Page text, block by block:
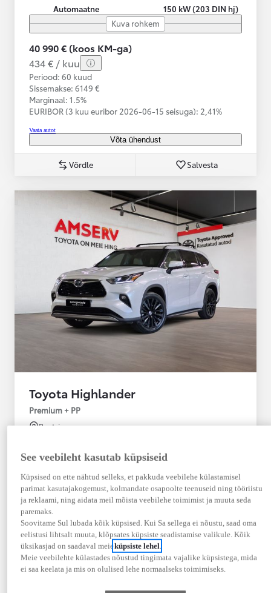
Automaatne
150 kW (203 DIN hj)
Kuva rohkem
40 990 € (koos KM-ga)
434 € / kuu
Periood: 60 kuud
Sissemakse: 6149 €
Marginaal: 1.5%
EURIBOR (3 kuu euribor 2026-06-15 seisuga): 2,41%
Vaata autot
Võta ühendust
Võrdle Salvesta
Toyota Highlander
Premium + PP
Peetri
Esmareg.
05-2024
Läbisõit
42 000 km
Käigukast
Automaatne
Võimsus
140 kW (190 DIN hj)
Kuva rohkem
55 990 € (koos KM-ga)
593 € / kuu
Periood: 60 kuud
See veebileht kasutab küpsiseid
Küpsised on ette nähtud selleks, et pakkuda veebilehe külastamisel
parimat kasutajakogemust, kolmandate osapoolte teenuseid ning tööriistu
ja reklaami, ning aidata meil mõista veebilehe toimimist ja muuta seda
paremaks.
Soovitame Sul lubada kõik küpsised. Kui Sa sellega ei nõustu, saad oma
eelistusi lihtsalt muuta, klõpsates küpsiste seadistamise valikule. Kõik
üksikasjad on saadaval meieküpsiste lehel.
Meie veebilehte külastades nõustud tingimata vajalike küpsistega, mida
ei saa keelata ja mis on olulised lehe normaalseks toimimiseks.